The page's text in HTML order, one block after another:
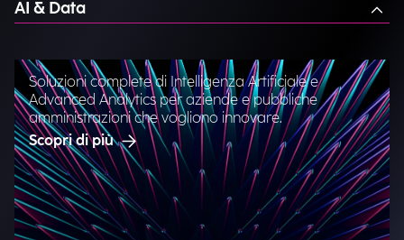
AI & Data
Soluzioni complete di Intelligenza Artificiale e
Advanced Analytics per aziende e pubbliche
amministrazioni che vogliono innovare.
Scopri di più